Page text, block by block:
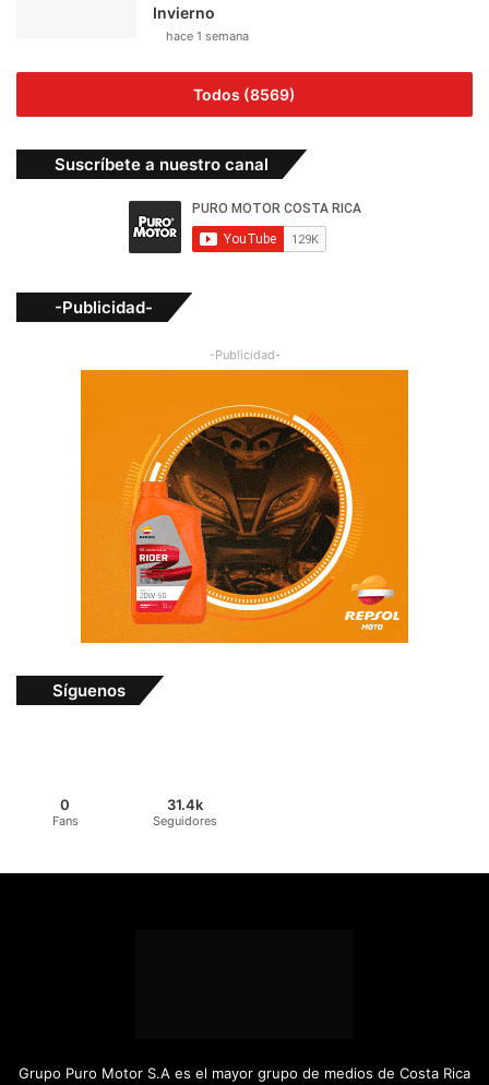
Invierno
hace 1 semana
Todos (8569)
Suscríbete a nuestro canal
-Publicidad-
-Publicidad-
Síguenos
0
Fans
31.4k
Seguidores
Grupo Puro Motor S.A es el mayor grupo de medios de Costa Rica